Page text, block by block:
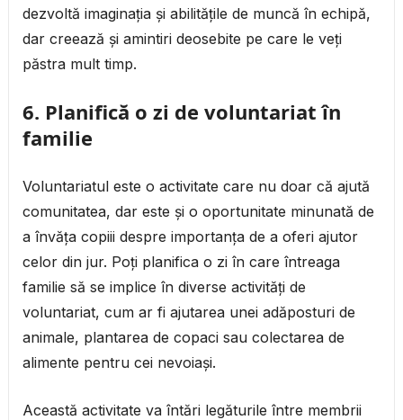
dezvoltă imaginația și abilitățile de muncă în echipă,
dar creează și amintiri deosebite pe care le veți
păstra mult timp.
6. Planifică o zi de voluntariat în
familie
Voluntariatul este o activitate care nu doar că ajută
comunitatea, dar este și o oportunitate minunată de
a învăța copiii despre importanța de a oferi ajutor
celor din jur. Poți planifica o zi în care întreaga
familie să se implice în diverse activități de
voluntariat, cum ar fi ajutarea unei adăposturi de
animale, plantarea de copaci sau colectarea de
alimente pentru cei nevoiași.
Această activitate va întări legăturile între membrii